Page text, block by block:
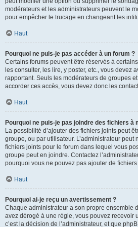
modérateurs et les administrateurs peuvent le
pour empêcher le trucage en changeant les
Haut
Pourquoi ne puis-je pas accéder à un forum ?
Certains forums peuvent être réservés à
les consulter, les lire, y poster, etc., vous devez
rapportant. Seuls les modérateurs de groupes
accorder ces accès, vous devez donc les
Haut
Pourquoi ne puis-je pas joindre des fichiers à
La possibilité d’ajouter des fichiers joints peut
groupe, ou par utilisateur. L’administrateur peut
fichiers joints pour le forum dans lequel vous
groupe peut en joindre. Contactez
pourquoi vous ne pouvez pas ajouter de
Haut
Pourquoi ai-je reçu un avertissement ?
Chaque administrateur a son propre ensemble
avez dérogé à une règle, vous pouvez recevoir
c’est la décision de l’administrateur, et que